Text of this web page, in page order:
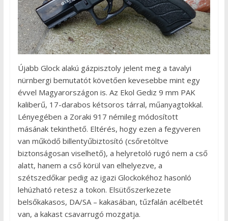
Újabb Glock alakú gázpisztoly jelent meg a tavalyi
nürnbergi bemutatót követően kevesebbe mint egy
évvel Magyarországon is. Az Ekol Gediz 9 mm PAK
kaliberű, 17-darabos kétsoros tárral, műanyagtokkal.
Lényegében a Zoraki 917 némileg módosított
másának tekinthető. Eltérés, hogy ezen a fegyveren
van működő billentyűbiztosító (csőretöltve
biztonságosan viselhető), a helyretoló rugó nem a cső
alatt, hanem a cső körül van elhelyezve, a
szétszedőkar pedig az igazi Glockokéhoz hasonló
lehúzható retesz a tokon. Elsütőszerkezete
belsőkakasos, DA/SA – kakasában, tűzfalán acélbetét
van, a kakast csavarrugó mozgatja.